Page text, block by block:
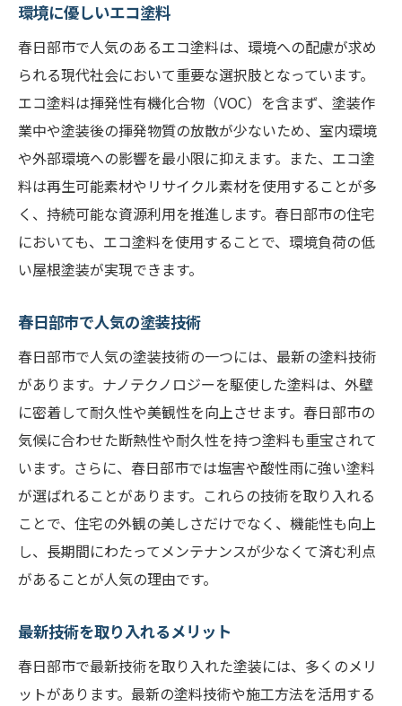
環境に優しいエコ塗料
春日部市で人気のあるエコ塗料は、環境への配慮が求め
られる現代社会において重要な選択肢となっています。
エコ塗料は揮発性有機化合物（VOC）を含まず、塗装作
業中や塗装後の揮発物質の放散が少ないため、室内環境
や外部環境への影響を最小限に抑えます。また、エコ塗
料は再生可能素材やリサイクル素材を使用することが多
く、持続可能な資源利用を推進します。春日部市の住宅
においても、エコ塗料を使用することで、環境負荷の低
い屋根塗装が実現できます。
春日部市で人気の塗装技術
春日部市で人気の塗装技術の一つには、最新の塗料技術
があります。ナノテクノロジーを駆使した塗料は、外壁
に密着して耐久性や美観性を向上させます。春日部市の
気候に合わせた断熱性や耐久性を持つ塗料も重宝されて
います。さらに、春日部市では塩害や酸性雨に強い塗料
が選ばれることがあります。これらの技術を取り入れる
ことで、住宅の外観の美しさだけでなく、機能性も向上
し、長期間にわたってメンテナンスが少なくて済む利点
があることが人気の理由です。
最新技術を取り入れるメリット
春日部市で最新技術を取り入れた塗装には、多くのメリ
ットがあります。最新の塗料技術や施工方法を活用する